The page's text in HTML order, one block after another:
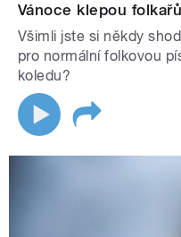
Vánoce klepou
Všimli jste si někdy
pro normální folkovou
koledu?